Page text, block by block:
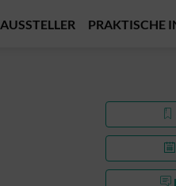
AUSSTELLER PRAKTISCHE